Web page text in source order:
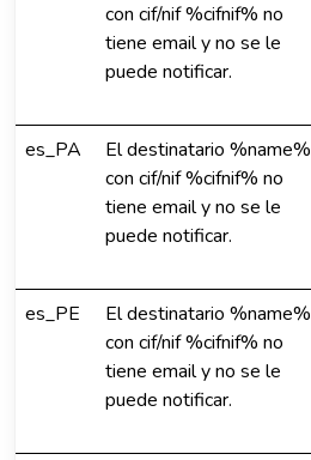
con cif/nif %cifnif% no
tiene email y no se le
puede notificar.
es_PA
El destinatario %name%
con cif/nif %cifnif% no
tiene email y no se le
puede notificar.
es_PE
El destinatario %name%
con cif/nif %cifnif% no
tiene email y no se le
puede notificar.